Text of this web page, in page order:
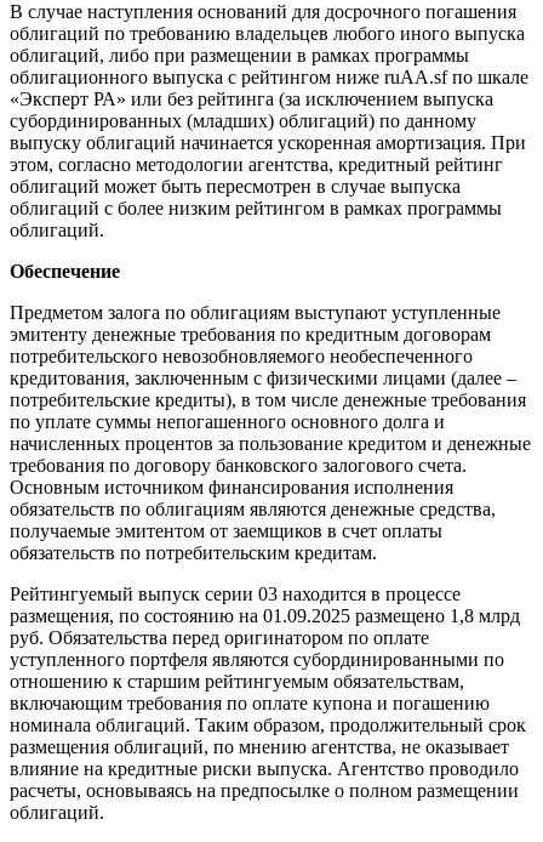
В случае наступления оснований для досрочного погашения
облигаций по требованию владельцев любого иного выпуска
облигаций, либо при размещении в рамках программы
облигационного выпуска с рейтингом ниже ruAA.sf по шкале
«Эксперт РА» или без рейтинга (за исключением выпуска
субординированных (младших) облигаций) по данному
выпуску облигаций начинается ускоренная амортизация. При
этом, согласно методологии агентства, кредитный рейтинг
облигаций может быть пересмотрен в случае выпуска
облигаций с более низким рейтингом в рамках программы
облигаций.
Обеспечение
Предметом залога по облигациям выступают уступленные
эмитенту денежные требования по кредитным договорам
потребительского невозобновляемого необеспеченного
кредитования, заключенным с физическими лицами (далее –
потребительские кредиты), в том числе денежные требования
по уплате суммы непогашенного основного долга и
начисленных процентов за пользование кредитом и денежные
требования по договору банковского залогового счета.
Основным источником финансирования исполнения
обязательств по облигациям являются денежные средства,
получаемые эмитентом от заемщиков в счет оплаты
обязательств по потребительским кредитам.
Рейтингуемый выпуск серии 03 находится в процессе
размещения, по состоянию на 01.09.2025 размещено 1,8 млрд
руб. Обязательства перед оригинатором по оплате
уступленного портфеля являются субординированными по
отношению к старшим рейтингуемым обязательствам,
включающим требования по оплате купона и погашению
номинала облигаций. Таким образом, продолжительный срок
размещения облигаций, по мнению агентства, не оказывает
влияние на кредитные риски выпуска. Агентство проводило
расчеты, основываясь на предпосылке о полном размещении
облигаций.